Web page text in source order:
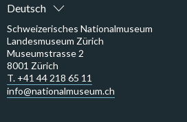
Deutsch
Schweizerisches Nationalmuseum
Landesmuseum Zürich
Museumstrasse 2
8001 Zürich
T. +41 44 218 65 11
info@nationalmuseum.ch